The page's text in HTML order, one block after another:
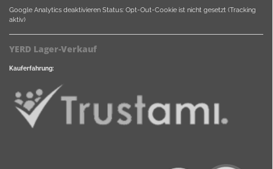
Google Analytics deaktivieren Status: Opt-Out-Cookie ist nicht gesetzt (Tracking
aktiv)
YERD Lager-Verkauf
Kauferfahrung: